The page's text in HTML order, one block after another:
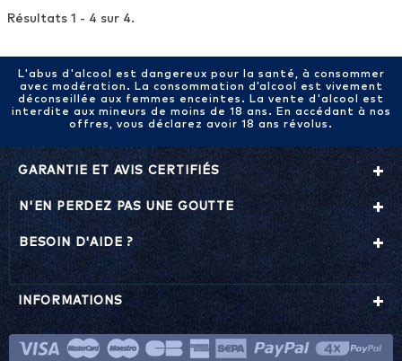
département de la Savoie, dont 80% peuvent revendiquer
régionale de Vin de Savoie. Le climat y est évidemment
montagneux, particulièrement humide, mais profitant
pourtant d’un très bon ensoleillement.Les principaux
cépages blancs de Savoie sont le Chardonnay, le Chasselas,
la Jacquère (cépage traditionnel de Savoie, le plus répandu),
la Molette blanche pour les vins de Seyssel, la Roussanne ou
Bergeron pour le Chignin et la Roussette. Quant aux
cépages utilisés pour le vin rouge de Savoie, on trouve
principalement du Gamay et de la Mondeuse, cépage
traditionnel de Savoie apparenté à la Syrah.
Résultats 1 - 4 sur 4.
L'abus d'alcool est dangereux pour la santé, à consommer
avec modération. La consommation d’alcool est vivement
déconseillée aux femmes enceintes. La vente d'alcool est
interdite aux mineurs de moins de 18 ans. En accédant à nos
offres, vous déclarez avoir 18 ans révolus.
GARANTIE ET AVIS CERTIFIÉS
N'EN PERDEZ PAS UNE GOUTTE
BESOIN D'AIDE ?
INFORMATIONS